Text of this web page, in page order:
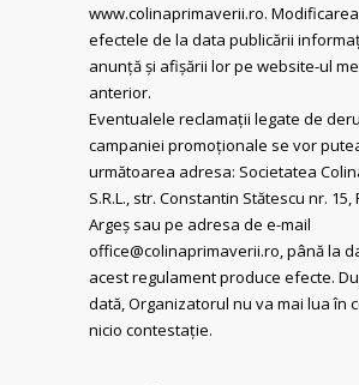
www.colinaprimaverii.ro.
efectele de la data publicării
anunță și afișării lor pe website-ul
anterior.
Eventualele reclamații legate de
campaniei promoționale se vor
următoarea adresa: Societatea
S.R.L., str. Constantin Stătescu nr. 15,
Argeș sau pe adresa de e-mail
office@colinaprimaverii.ro, până la
acest regulament produce efecte.
dată, Organizatorul nu va mai lua în
nicio contestație.